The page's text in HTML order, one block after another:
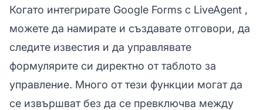
Когато интегрирате Google Forms с LiveAgent ,
можете да намирате и създавате отговори, да
следите известия и да управлявате
формулярите си директно от таблото за
управление. Много от тези функции могат да
се извършват без да се превключва между